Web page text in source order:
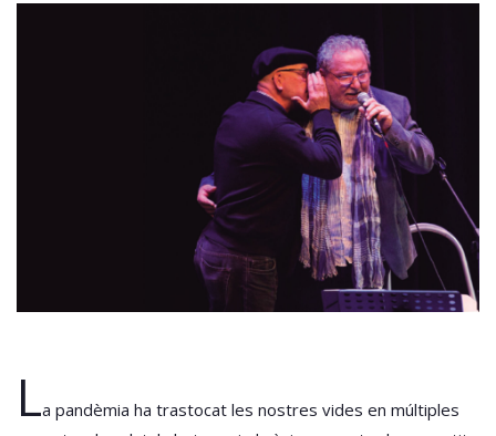
La pandèmia ha trastocat les nostres vides en múltiples